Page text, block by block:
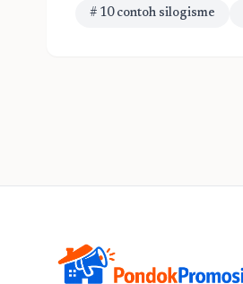
# 10 contoh silogisme